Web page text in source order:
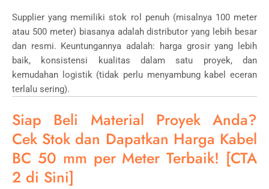
Supplier yang memiliki stok rol penuh (misalnya 100meter
atau 500meter) biasanya adalah distributor yang lebih besar
dan resmi. Keuntungannya adalah: harga grosir yang lebih
baik, konsistensi kualitas dalam satu proyek, dan
kemudahan logistik (tidak perlu menyambung kabel eceran
terlalu sering).
Siap Beli Material Proyek Anda?
Cek Stok dan Dapatkan Harga Kabel
BC 50 mm per Meter Terbaik! [CTA
2 di Sini]